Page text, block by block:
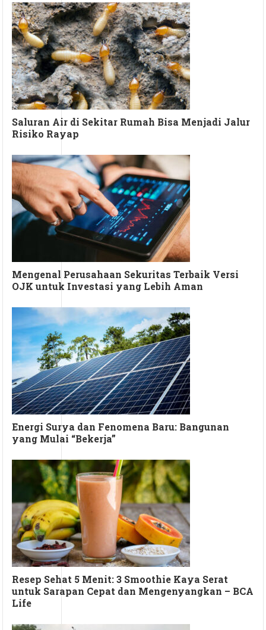
Saluran Air di Sekitar Rumah Bisa Menjadi Jalur
Risiko Rayap
Mengenal Perusahaan Sekuritas Terbaik Versi
OJK untuk Investasi yang Lebih Aman
Energi Surya dan Fenomena Baru: Bangunan
yang Mulai “Bekerja”
Resep Sehat 5 Menit: 3 Smoothie Kaya Serat
untuk Sarapan Cepat dan Mengenyangkan – BCA
Life